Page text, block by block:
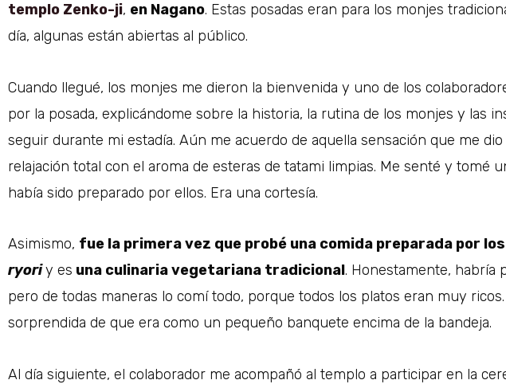
templo Zenko-ji, en Nagano. Estas posadas eran para los monjes
día, algunas están abiertas al público.
Cuando llegué, los monjes me dieron la bienvenida y uno de los
por la posada, explicándome sobre la historia, la rutina de los monjes y las
seguir durante mi estadía. Aún me acuerdo de aquella sensación que me
relajación total con el aroma de esteras de tatami limpias. Me senté y tomé
había sido preparado por ellos. Era una cortesía.
Asimismo, fue la primera vez que probé una comida preparada por
ryoriy es una culinaria vegetariana tradicional. Honestamente, habría
pero de todas maneras lo comí todo, porque todos los platos eran muy
sorprendida de que era como un pequeño banquete encima de la bandeja.
Al día siguiente, el colaborador me acompañó al templo a participar en la